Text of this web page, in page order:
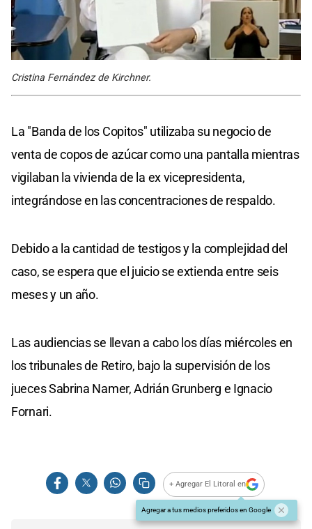
Cristina Fernández de Kirchner.
La "Banda de los Copitos" utilizaba su negocio de
venta de copos de azúcar como una pantalla mientras
vigilaban la vivienda de la ex vicepresidenta,
integrándose en las concentraciones de respaldo.
Debido a la cantidad de testigos y la complejidad del
caso, se espera que el juicio se extienda entre seis
meses y un año.
Las audiencias se llevan a cabo los días miércoles en
los tribunales de Retiro, bajo la supervisión de los
jueces Sabrina Namer, Adrián Grunberg e Ignacio
Fornari.
+ Agregar El Litoral en
Agregar a tus medios preferidos en Google